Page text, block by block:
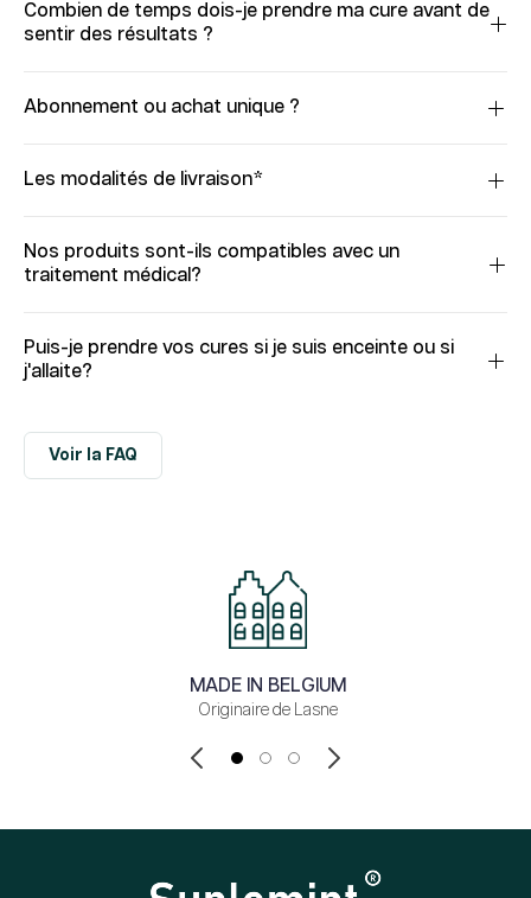
Combien de temps dois-je prendre ma cure avant de
sentir des résultats ?
Abonnement ou achat unique ?
Les modalités de livraison*
Nos produits sont-ils compatibles avec un
traitement médical?
Puis-je prendre vos cures si je suis enceinte ou si
j'allaite?
Voir la FAQ
MADE IN BELGIUM
Originaire de Lasne